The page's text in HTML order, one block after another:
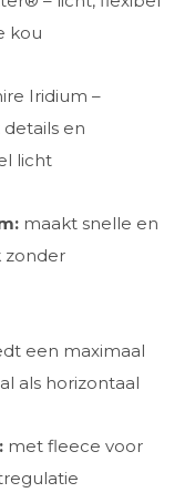
kou
Iridium –
en
licht
maakt snelle en
zonder
een maximaal
als horizontaal
met fleece voor